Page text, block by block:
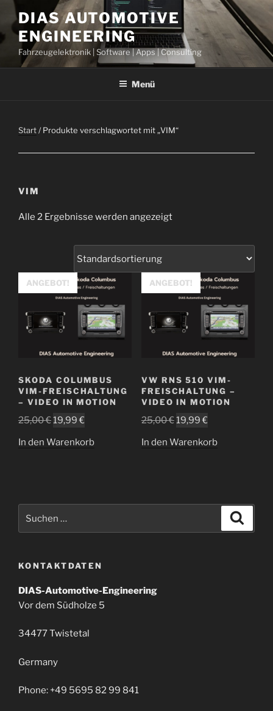
Zum
Inhalt
springen
DIAS AUTOMOTIVE
ENGINEERING
Fahrzeugelektronik | Software | Apps | Consulting
Menü
Start/ Produkte verschlagwortet mit „VIM“
VIM
Alle 2 Ergebnisse werden angezeigt
ANGEBOT!
SKODA COLUMBUS
VIM-FREISCHALTUNG
– VIDEO IN MOTION
25,00€Ursprünglicher
war:
19,99 €
ist:
In den Warenkorb
ANGEBOT!
VW RNS 510 VIM-
FREISCHALTUNG –
VIDEO IN MOTION
25,00€Ursprünglicher
war:
19,99 €Aktueller
ist:
In den Warenkorb
KONTAKTDATEN
DIAS-Automotive-Engineering
Vor dem Südholze 5
34477 Twistetal
Germany
Phone: +49 5695 82 99 841